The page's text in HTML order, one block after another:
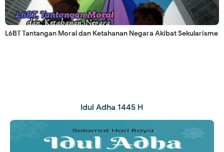
L6BT Tantangan Moral dan Ketahanan Negara Akibat Sekularisme
Idul Adha 1445 H